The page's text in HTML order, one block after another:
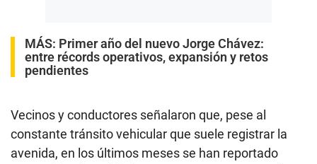
MÁS: Primer año del nuevo Jorge Chávez:
entre récords operativos, expansión y retos
pendientes
Vecinos y conductores señalaron que, pese al
constante tránsito vehicular que suele registrar la
avenida, en los últimos meses se han reportado